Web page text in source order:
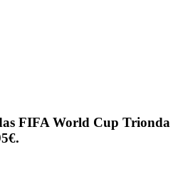
FIFA World Cup Trionda